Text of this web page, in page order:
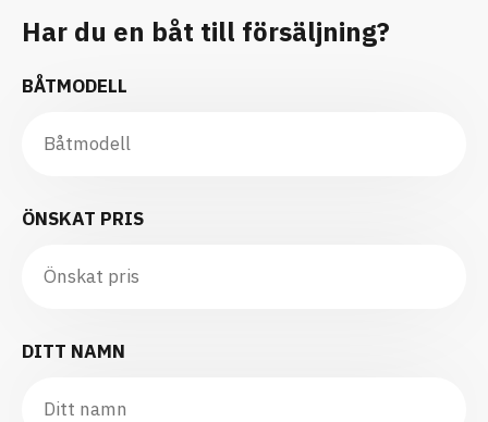
Har du en båt till försäljning?
BÅTMODELL
ÖNSKAT PRIS
DITT NAMN